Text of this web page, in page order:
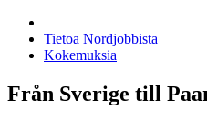
Tietoa Nordjobbista
Kokemuksia
Från Sverige till